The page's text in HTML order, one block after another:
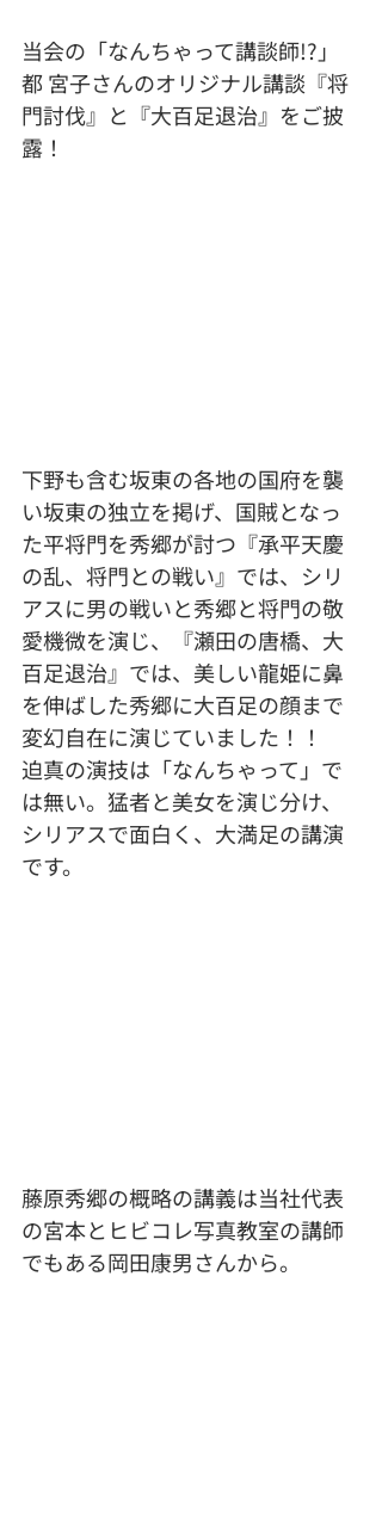
当会の「なんちゃって講談師!?」
都 宮子さんのオリジナル講談『将
門討伐』と『大百足退治』をご披
露！
下野も含む坂東の各地の国府を襲
い坂東の独立を掲げ、国賊となっ
た平将門を秀郷が討つ『承平天慶
の乱、将門との戦い』では、シリ
アスに男の戦いと秀郷と将門の敬
愛機微を演じ、『瀬田の唐橋、大
百足退治』では、美しい龍姫に鼻
を伸ばした秀郷に大百足の顔まで
変幻自在に演じていました！！
迫真の演技は「なんちゃって」で
は無い。猛者と美女を演じ分け、
シリアスで面白く、大満足の講演
です。
藤原秀郷の概略の講義は当社代表
の宮本とヒビコレ写真教室の講師
でもある岡田康男さんから。